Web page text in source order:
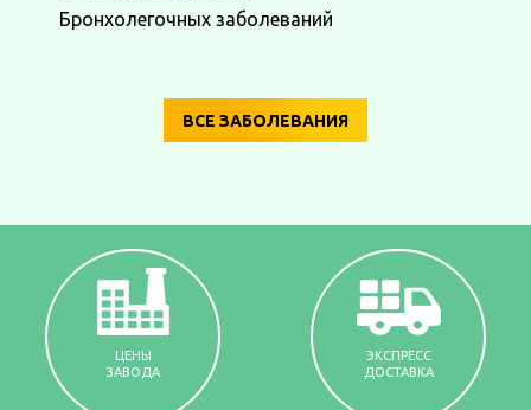
Бронхолегочных заболеваний
ВСЕ ЗАБОЛЕВАНИЯ
ЦЕНЫ
ЗАВОДА
ЭКСПРЕСС
ДОСТАВКА